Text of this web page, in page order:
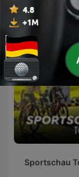
ALC
Sportschau